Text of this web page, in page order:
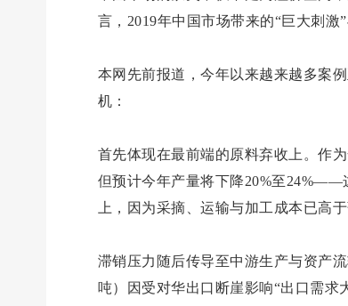
言，2019年中国市场带来的“巨大刺激
本网先前报道，今年以来越来越多案
机：
首先体现在最前端的原料弃收上。作
但预计今年产量将下降20%至24%——
上，因为采摘、运输与加工成本已高
滞销压力随后传导至中游生产与资产
吨）因受对华出口断崖影响“出口需求